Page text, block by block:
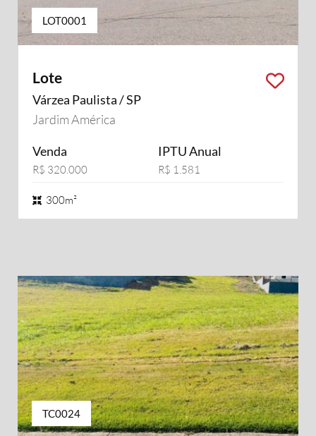
LOT0001
Lote
Várzea Paulista / SP
Jardim América
Venda
R$ 320.000
IPTU Anual
R$ 1.581
300m²
TC0024